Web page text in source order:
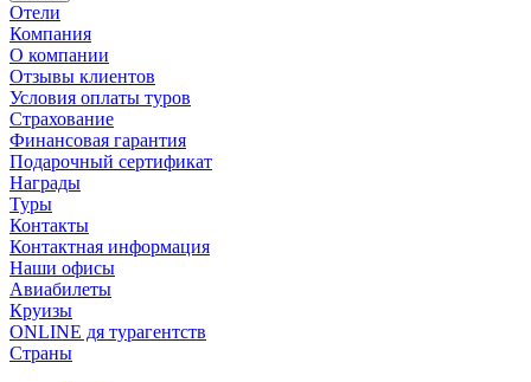
Отели
Компания
О компании
Отзывы клиентов
Условия оплаты туров
Страхование
Финансовая гарантия
Подарочный сертификат
Награды
Туры
Контакты
Контактная информация
Наши офисы
Авиабилеты
Круизы
ONLINE дя турагентств
Страны